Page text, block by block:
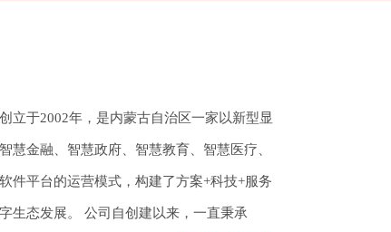
立于2002年，是内蒙古自治区一家以新型显
慧金融、智慧政府、智慧教育、智慧医疗、
件平台的运营模式，构建了方案+科技+服务
生态发展。 公司自创建以来，一直秉承